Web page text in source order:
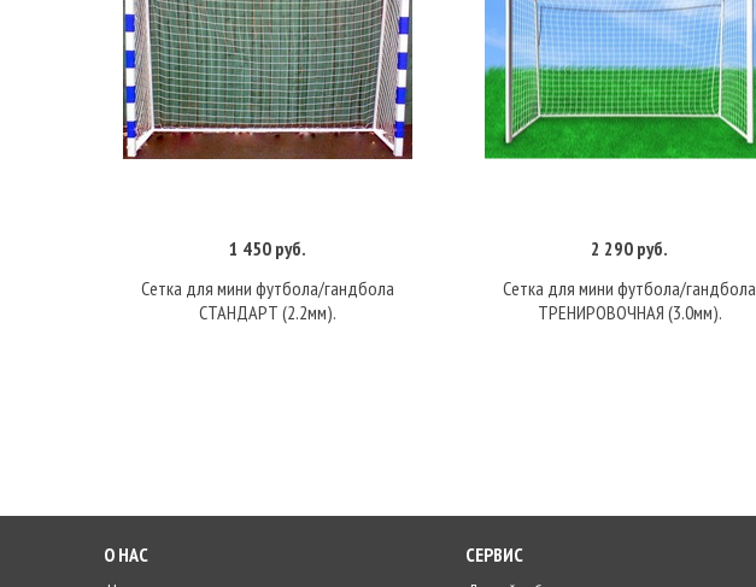
В корзину
1 450 руб.
Сетка для мини футбола/гандбола
СТАНДАРТ (2.2мм).
В корзину
2 290 руб.
Сетка для мини футбола/гандбола
ТРЕНИРОВОЧНАЯ (3.0мм).
О НАС СЕРВИС